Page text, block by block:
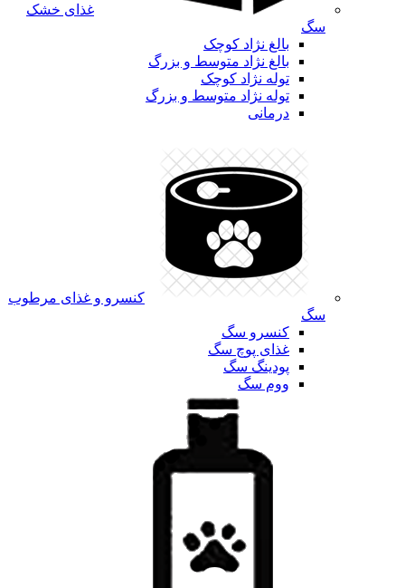
غذای خشک
سگ
بالغ نژاد کوچک
بالغ نژاد متوسط و بزرگ
توله نژاد کوچک
توله نژاد متوسط و بزرگ
درمانی
کنسرو و غذای مرطوب
سگ
کنسرو سگ
غذای پوچ سگ
پودینگ سگ
ووم سگ